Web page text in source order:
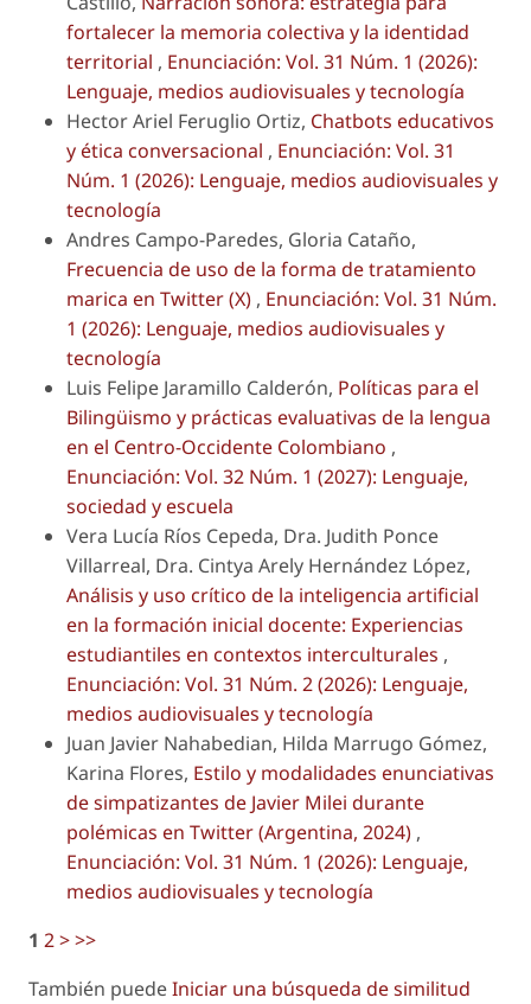
fortalecer la memoria colectiva y la identidad
territorial , Enunciación: Vol. 31 Núm. 1 (2026):
Lenguaje, medios audiovisuales y tecnología
Hector Ariel Feruglio Ortiz, Chatbots educativos
y ética conversacional , Enunciación: Vol. 31
Núm. 1 (2026): Lenguaje, medios audiovisuales y
tecnología
Andres Campo-Paredes, Gloria Cataño,
Frecuencia de uso de la forma de tratamiento
marica en Twitter (X) , Enunciación: Vol. 31 Núm.
1 (2026): Lenguaje, medios audiovisuales y
tecnología
Luis Felipe Jaramillo Calderón, Políticas para el
Bilingüismo y prácticas evaluativas de la lengua
en el Centro-Occidente Colombiano ,
Enunciación: Vol. 32 Núm. 1 (2027): Lenguaje,
sociedad y escuela
Vera Lucía Ríos Cepeda, Dra. Judith Ponce
Villarreal, Dra. Cintya Arely Hernández López,
Análisis y uso crítico de la inteligencia artificial
en la formación inicial docente: Experiencias
estudiantiles en contextos interculturales ,
Enunciación: Vol. 31 Núm. 2 (2026): Lenguaje,
medios audiovisuales y tecnología
Juan Javier Nahabedian, Hilda Marrugo Gómez,
Karina Flores, Estilo y modalidades enunciativas
de simpatizantes de Javier Milei durante
polémicas en Twitter (Argentina, 2024) ,
Enunciación: Vol. 31 Núm. 1 (2026): Lenguaje,
medios audiovisuales y tecnología
1 2>>>
También puedeIniciar una búsqueda de similitud